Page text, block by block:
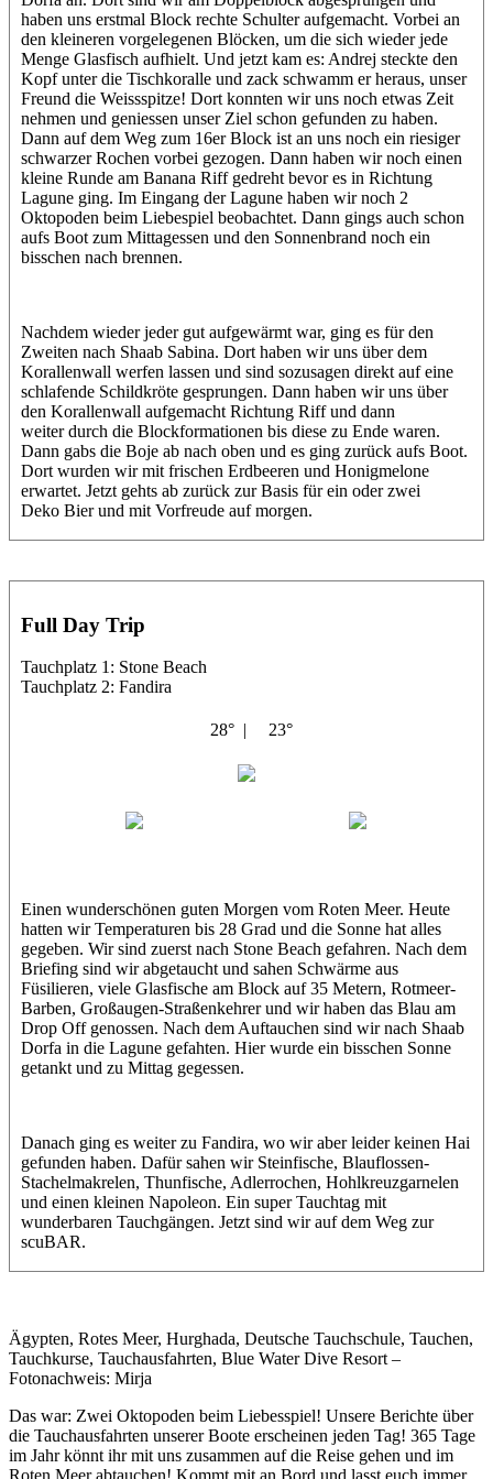
haben uns erstmal Block rechte Schulter aufgemacht. Vorbei an
den kleineren vorgelegenen Blöcken, um die sich wieder jede
Menge Glasfisch aufhielt. Und jetzt kam es: Andrej steckte den
Kopf unter die Tischkoralle und zack schwamm er heraus, unser
Freund die Weissspitze! Dort konnten wir uns noch etwas Zeit
nehmen und geniessen unser Ziel schon gefunden zu haben.
Dann auf dem Weg zum 16er Block ist an uns noch ein riesiger
schwarzer Rochen vorbei gezogen. Dann haben wir noch einen
kleine Runde am Banana Riff gedreht bevor es in Richtung
Lagune ging. Im Eingang der Lagune haben wir noch 2
Oktopoden beim Liebespiel beobachtet. Dann gings auch schon
aufs Boot zum Mittagessen und den Sonnenbrand noch ein
bisschen nach brennen.
Nachdem wieder jeder gut aufgewärmt war, ging es für den
Zweiten nach Shaab Sabina. Dort haben wir uns über dem
Korallenwall werfen lassen und sind sozusagen direkt auf eine
schlafende Schildkröte gesprungen. Dann haben wir uns über
den Korallenwall aufgemacht Richtung Riff und dann
weiter durch die Blockformationen bis diese zu Ende waren.
Dann gabs die Boje ab nach oben und es ging zurück aufs Boot.
Dort wurden wir mit frischen Erdbeeren und Honigmelone
erwartet. Jetzt gehts ab zurück zur Basis für ein oder zwei
Deko Bier und mit Vorfreude auf morgen.
Full Day Trip
Tauchplatz 1: Stone Beach
Tauchplatz 2: Fandira
28° | 23°
Einen wunderschönen guten Morgen vom Roten Meer. Heute
hatten wir Temperaturen bis 28 Grad und die Sonne hat alles
gegeben. Wir sind zuerst nach Stone Beach gefahren. Nach dem
Briefing sind wir abgetaucht und sahen Schwärme aus
Füsilieren, viele Glasfische am Block auf 35 Metern, Rotmeer-
Barben, Großaugen-Straßenkehrer und wir haben das Blau am
Drop Off genossen. Nach dem Auftauchen sind wir nach Shaab
Dorfa in die Lagune gefahten. Hier wurde ein bisschen Sonne
getankt und zu Mittag gegessen.
Danach ging es weiter zu Fandira, wo wir aber leider keinen Hai
gefunden haben. Dafür sahen wir Steinfische, Blauflossen-
Stachelmakrelen, Thunfische, Adlerrochen, Hohlkreuzgarnelen
und einen kleinen Napoleon. Ein super Tauchtag mit
wunderbaren Tauchgängen. Jetzt sind wir auf dem Weg zur
scuBAR.
Ägypten, Rotes Meer, Hurghada, Deutsche Tauchschule, Tauchen,
Tauchkurse, Tauchausfahrten, Blue Water Dive Resort –
Fotonachweis: Mirja
Das war: Zwei Oktopoden beim Liebesspiel! Unsere Berichte über
die Tauchausfahrten unserer Boote erscheinen jeden Tag! 365 Tage
im Jahr könnt ihr mit uns zusammen auf die Reise gehen und im